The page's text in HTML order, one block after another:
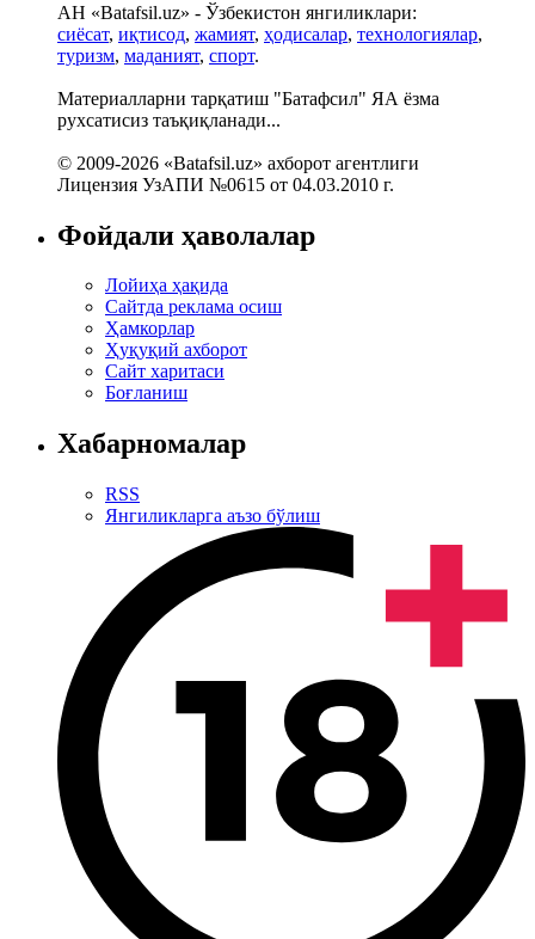
АН «Batafsil.uz» - Ўзбекистон янгиликлари:
сиёсат, иқтисод, жамият, ҳодисалар, технологиялар,
туризм, маданият, спорт.
Материалларни тарқатиш "Батафсил" ЯА ёзма
рухсатисиз таъқиқланади...
© 2009-2026 «Batafsil.uz» ахборот агентлиги
Лицензия УзАПИ №0615 от 04.03.2010 г.
Фойдали ҳаволалар
Лойиҳа ҳақида
Сайтда реклама осиш
Ҳамкорлар
Ҳуқуқий ахборот
Сайт харитаси
Боғланиш
Хабарномалар
RSS
Янгиликларга аъзо бўлиш